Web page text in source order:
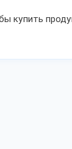
купить